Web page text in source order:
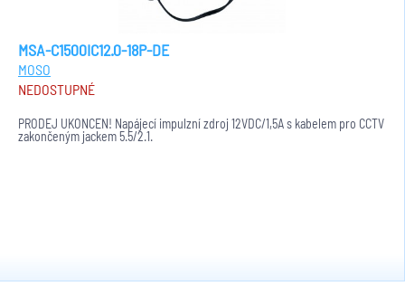
MSA-C1500IC12.0-18P-DE
MOSO
NEDOSTUPNÉ
PRODEJ UKONČEN! Napájecí impulzní zdroj 12VDC/1,5A s kabelem pro CCTV
zakončeným jackem 5.5/2.1.